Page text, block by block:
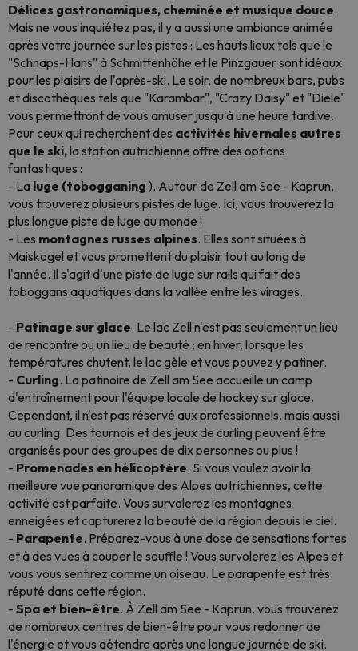
Délices gastronomiques, cheminée et musique douce.
Mais ne vous inquiétez pas, il y a aussi une ambiance animée
après votre journée sur les pistes : Les hauts lieux tels que le
"Schnaps-Hans" à Schmittenhöhe et le Pinzgauer sont idéaux
pour les plaisirs de l'après-ski. Le soir, de nombreux bars, pubs
et discothèques tels que "Karambar", "Crazy Daisy" et "Diele"
vous permettront de vous amuser jusqu'à une heure tardive.
Pour ceux qui recherchent des activités hivernales autres
que le ski,la station autrichienne offre des options
fantastiques :
- La luge (tobogganing ). Autour de Zell am See - Kaprun,
vous trouverez plusieurs pistes de luge. Ici, vous trouverez la
plus longue piste de luge du monde !
- Les montagnes russes alpines. Elles sont situées à
Maiskogel et vous promettent du plaisir tout au long de
l'année. Il s'agit d'une piste de luge sur rails qui fait des
toboggans aquatiques dans la vallée entre les virages.
- Patinage sur glace. Le lac Zell n'est pas seulement un lieu
de rencontre ou un lieu de beauté ; en hiver, lorsque les
températures chutent, le lac gèle et vous pouvez y patiner.
- Curling. La patinoire de Zell am See accueille un camp
d'entraînement pour l'équipe locale de hockey sur glace.
Cependant, il n'est pas réservé aux professionnels, mais aussi
au curling. Des tournois et des jeux de curling peuvent être
organisés pour des groupes de dix personnes ou plus !
- Promenades en hélicoptère. Si vous voulez avoir la
meilleure vue panoramique des Alpes autrichiennes, cette
activité est parfaite. Vous survolerez les montagnes
enneigées et capturerez la beauté de la région depuis le ciel.
- Parapente. Préparez-vous à une dose de sensations fortes
et à des vues à couper le souffle ! Vous survolerez les Alpes et
vous vous sentirez comme un oiseau. Le parapente est très
réputé dans cette région.
- Spa et bien-être. À Zell am See - Kaprun, vous trouverez
de nombreux centres de bien-être pour vous redonner de
l'énergie et vous détendre après une longue journée de ski.